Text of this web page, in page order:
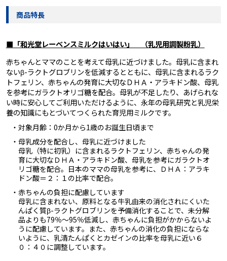
商品特長
■「和光堂レーベンスミルクはいはい」 （乳児用調製粉乳）
赤ちゃんとママのことを考えて母乳に近づけました。母乳に含まれ
ないβ-ラクトグロブリンを低減するとともに、母乳に含まれるラク
トフェリン、赤ちゃんの発育に大切なＤＨＡ・アラキドン酸、母乳
を参考にガラクトオリゴ糖を配合。母乳が不足したり、あげられな
い時に安心してご利用いただけるように、永年の母乳研究と乳児栄
養の知識にもとづいてつくられた育児用ミルクです。
・対象月齢：0か月から1歳のお誕生日頃まで
・母乳成分を配合し、母乳に近づけました
母乳（特に初乳）に含まれるラクトフェリン、赤ちゃんの発
育に大切なＤＨＡ・アラキドン酸、母乳を参考にガラクトオ
リゴ糖を配合。日本のママの母乳を参考に、ＤＨＡ：アラキ
ドン酸＝２：１の比率で配合。
・赤ちゃんの負担に配慮しています
母乳に含まれない、原料となる牛乳由来の消化されにくいた
んぱく質β-ラクトグロブリンを予備消化することで、未分解
品よりも79％～95％低減し、赤ちゃんに負担がかからないよ
うに配慮しています。また、赤ちゃんの消化の負担にならな
いように、乳清たんぱくとカゼインの比率を母乳に近い６
０：４０に調整しています。